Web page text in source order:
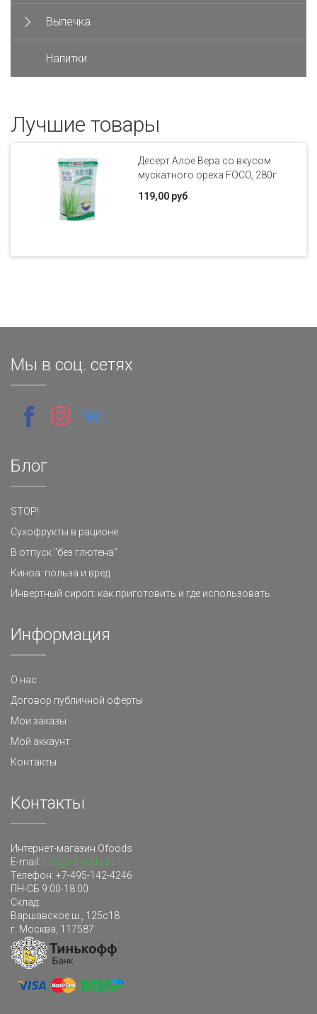
Выпечка
Напитки
Лучшие товары
Десерт Алое Вера со вкусом
мускатного ореха FOCO, 280г
119,00 руб
Мы в соц. сетях
Блог
STOP!
Сухофрукты в рационе
В отпуск "без глютена"
Киноа: польза и вред
Инвертный сироп: как приготовить и где использовать
Информация
О нас
Договор публичной оферты
Мои заказы
Мой аккаунт
Контакты
Контакты
Интернет-магазин Ofoods
E-mail: info@ofoods.ru
Телефон: +7-495-142-4246
ПН-СБ 9:00-18:00
Склад:
Варшавское ш., 125с18
г. Москва 117587